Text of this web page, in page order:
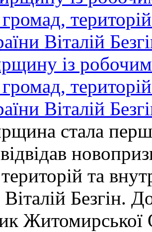
із робочим
Віталій
стала
та
Безгін.